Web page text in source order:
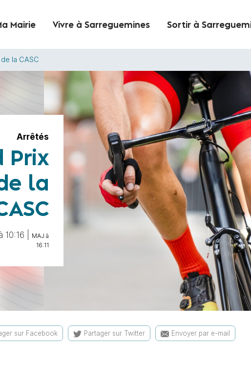
Mairie Vivre à Sarreguemines Sortir à
la CASC
Arrêtés
Prix
la
|
MAJ à
16:11
sur Facebook Partager sur Twitter Envoyer par e-mail